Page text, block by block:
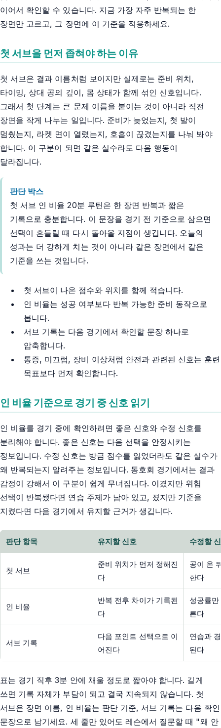
이어서 확인할 수 있습니다. 지금 가장 자주 반복되는 한
장면만 고르고, 그 장면에 이 기준을 적용하세요.
첫 서브을 먼저 좁혀야 하는 이유
첫 서브은 결과 이름처럼 보이지만 실제로는 준비 위치,
타이밍, 상대 공의 깊이, 몸 상태가 함께 섞인 신호입니다.
그래서 첫 단계는 큰 문제 이름을 붙이는 것이 아니라 직전
장면을 작게 나누는 일입니다. 준비가 늦었는지, 첫 발이
멈췄는지, 라켓 면이 열렸는지, 호흡이 끊겼는지를 나눠 봐야
합니다. 이 구분이 되면 같은 실수라도 다음 행동이
달라집니다.
판단 박스
첫 서브 인 비율 20분 루틴은 한 장면 반복과 짧은
기록으로 충분합니다. 이 문장을 경기 전 기준으로 삼으면
선택이 흔들릴 때 다시 돌아올 지점이 생깁니다. 오늘의
성과는 더 강하게 치는 것이 아니라 같은 장면에서 같은
기준을 쓰는 것입니다.
첫 서브이 나온 점수와 위치를 함께 적습니다.
인 비율는 성공 여부보다 반복 가능한 준비 동작으로
봅니다.
서브 기록는 다음 경기에서 확인할 문장 하나로
압축합니다.
통증, 미끄럼, 장비 이상처럼 안전과 관련된 신호는 훈련
목표보다 먼저 확인합니다.
인 비율 기준으로 경기 중 신호 읽기
인 비율를 경기 중에 확인하려면 좋은 신호와 수정 신호를
분리해야 합니다. 좋은 신호는 다음 선택을 안정시키는
정보입니다. 수정 신호는 방금 점수를 잃었더라도 같은 실수가
왜 반복되는지 알려주는 정보입니다. 동호회 경기에서는 결과
감정이 강해서 이 구분이 쉽게 무너집니다. 이겼지만 위험
선택이 반복됐다면 연습 주제가 남아 있고, 졌지만 기준을
지켰다면 다음 경기에서 유지할 근거가 생깁니다.
판단 항목 유지할 신호 수정할
첫 서브
준비 위치가 먼저 정해진
다
공이 온
한다
인 비율
반복 전후 차이가 기록된
다
성공률
른다
서브 기록
다음 포인트 선택으로 이
어진다
연습과
된다
표는 경기 직후 3분 안에 채울 정도로 짧아야 합니다. 길게
쓰면 기록 자체가 부담이 되고 결국 지속되지 않습니다. 첫
서브은 장면 이름, 인 비율는 판단 기준, 서브 기록는 다음 확인
문장으로 남기세요. 세 줄만 있어도 레슨에서 질문할 때 "왜 안